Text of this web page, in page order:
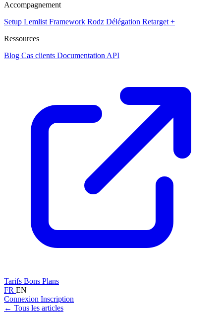
Accompagnement
Setup Lemlist Framework Rodz Délégation Retarget +
Ressources
Blog Cas clients Documentation API
Tarifs Bons Plans
FR EN
Connexion Inscription
← Tous les articles